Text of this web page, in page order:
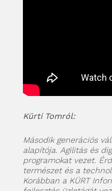
Kürti Tomról:
Második generációs
alapítója. Agilitás és
programokat vezet.
természet és a
Korábban a KÜRT